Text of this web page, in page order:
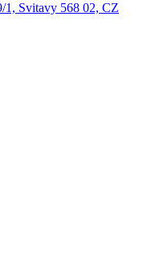
1, Svitavy 568 02, CZ